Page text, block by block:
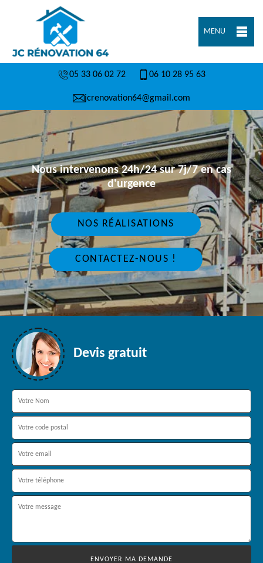
MENU
05 33 06 02 72 06 10 28 95 63
jcrenovation64@gmail.com
Nous intervenons 24h/24 sur 7j/7 en cas
d'urgence
NOS RÉALISATIONS
CONTACTEZ-NOUS !
Devis gratuit